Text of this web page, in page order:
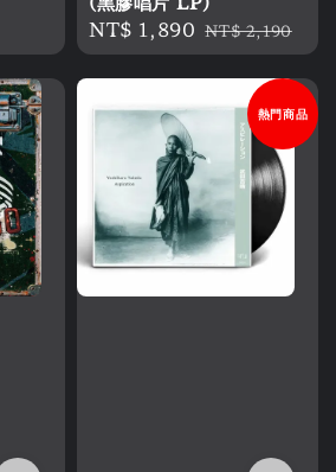
Sale
price
NT$ 1,890 Regular
price
NT$ 2,190
熱門商品